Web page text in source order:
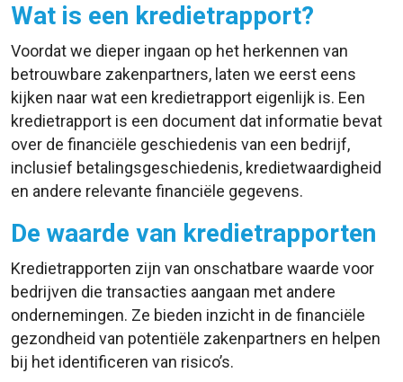
Wat is een kredietrapport?
Voordat we dieper ingaan op het herkennen van
betrouwbare zakenpartners, laten we eerst eens
kijken naar wat een kredietrapport eigenlijk is. Een
kredietrapport is een document dat informatie bevat
over de financiële geschiedenis van een bedrijf,
inclusief betalingsgeschiedenis, kredietwaardigheid
en andere relevante financiële gegevens.
De waarde van kredietrapporten
Kredietrapporten zijn van onschatbare waarde voor
bedrijven die transacties aangaan met andere
ondernemingen. Ze bieden inzicht in de financiële
gezondheid van potentiële zakenpartners en helpen
bij het identificeren van risico’s.